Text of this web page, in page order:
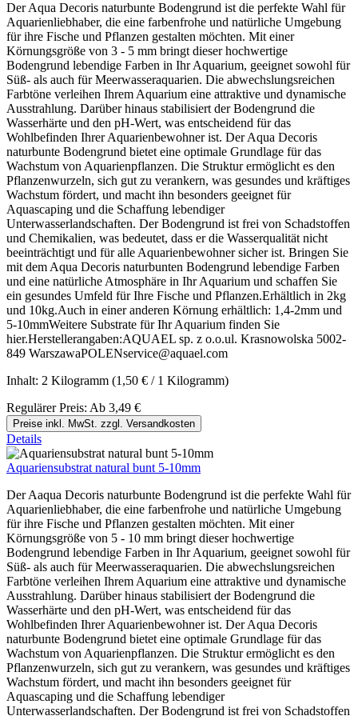
Der Aqua Decoris naturbunte Bodengrund ist die perfekte Wahl für
Aquarienliebhaber, die eine farbenfrohe und natürliche Umgebung
für ihre Fische und Pflanzen gestalten möchten. Mit einer
Körnungsgröße von 3 - 5 mm bringt dieser hochwertige
Bodengrund lebendige Farben in Ihr Aquarium, geeignet sowohl für
Süß- als auch für Meerwasseraquarien. Die abwechslungsreichen
Farbtöne verleihen Ihrem Aquarium eine attraktive und dynamische
Ausstrahlung. Darüber hinaus stabilisiert der Bodengrund die
Wasserhärte und den pH-Wert, was entscheidend für das
Wohlbefinden Ihrer Aquarienbewohner ist. Der Aqua Decoris
naturbunte Bodengrund bietet eine optimale Grundlage für das
Wachstum von Aquarienpflanzen. Die Struktur ermöglicht es den
Pflanzenwurzeln, sich gut zu verankern, was gesundes und kräftiges
Wachstum fördert, und macht ihn besonders geeignet für
Aquascaping und die Schaffung lebendiger
Unterwasserlandschaften. Der Bodengrund ist frei von Schadstoffen
und Chemikalien, was bedeutet, dass er die Wasserqualität nicht
beeinträchtigt und für alle Aquarienbewohner sicher ist. Bringen Sie
mit dem Aqua Decoris naturbunten Bodengrund lebendige Farben
und eine natürliche Atmosphäre in Ihr Aquarium und schaffen Sie
ein gesundes Umfeld für Ihre Fische und Pflanzen.Erhältlich in 2kg
und 10kg.Auch in einer anderen Körnung erhältlich: 1,4-2mm und
5-10mmWeitere Substrate für Ihr Aquarium finden Sie
hier.Herstellerangaben:AQUAEL sp. z o.o.ul. Krasnowolska 5002-
849 WarszawaPOLENservice@aquael.com
Inhalt: 2 Kilogramm (1,50 € / 1 Kilogramm)
Regulärer Preis: Ab 3,49 €
Preise inkl. MwSt. zzgl. Versandkosten
Details
Aquariensubstrat natural bunt 5-10mm
Der Aaqua Decoris naturbunte Bodengrund ist die perfekte Wahl für
Aquarienliebhaber, die eine farbenfrohe und natürliche Umgebung
für ihre Fische und Pflanzen gestalten möchten. Mit einer
Körnungsgröße von 5 - 10 mm bringt dieser hochwertige
Bodengrund lebendige Farben in Ihr Aquarium, geeignet sowohl für
Süß- als auch für Meerwasseraquarien. Die abwechslungsreichen
Farbtöne verleihen Ihrem Aquarium eine attraktive und dynamische
Ausstrahlung. Darüber hinaus stabilisiert der Bodengrund die
Wasserhärte und den pH-Wert, was entscheidend für das
Wohlbefinden Ihrer Aquarienbewohner ist. Der Aqua Decoris
naturbunte Bodengrund bietet eine optimale Grundlage für das
Wachstum von Aquarienpflanzen. Die Struktur ermöglicht es den
Pflanzenwurzeln, sich gut zu verankern, was gesundes und kräftiges
Wachstum fördert, und macht ihn besonders geeignet für
Aquascaping und die Schaffung lebendiger
Unterwasserlandschaften. Der Bodengrund ist frei von Schadstoffen